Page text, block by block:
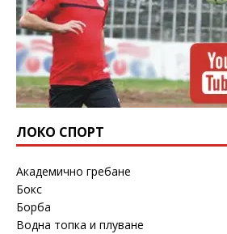
ЛОКО СПОРТ
Академично гребане
Бокс
Борба
Водна топка и плуване